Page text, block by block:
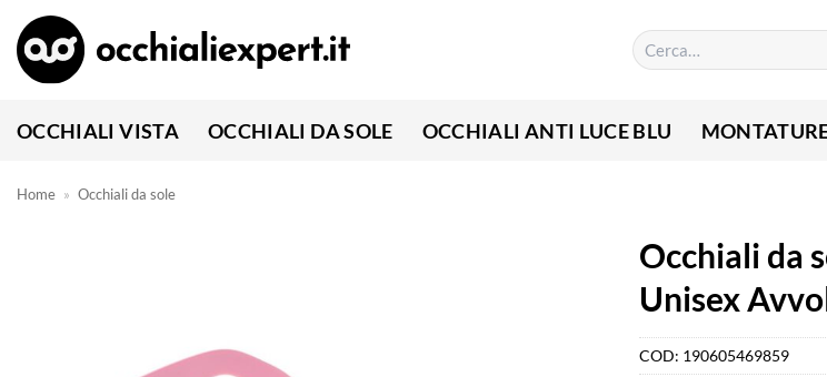
Salta
contenuti
Cerca:
OCCHIALI VISTA OCCHIALI DA SOLE OCCHIALI ANTI LUCE BLU
Home » Occhiali da sole
Occhiali da
Unisex
COD: 190605469859